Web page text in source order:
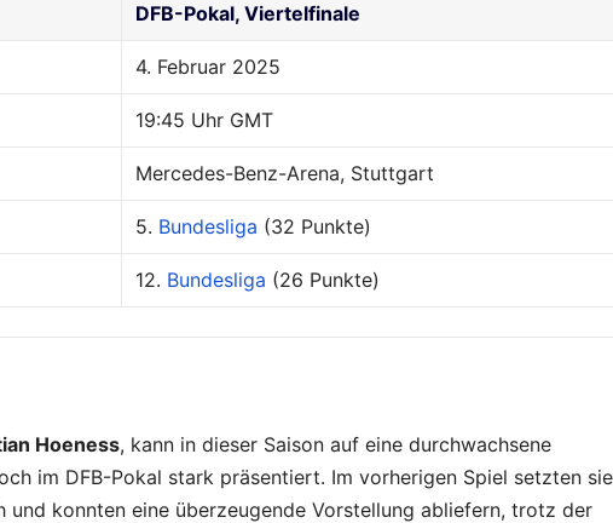
DFB-Pokal, Viertelfinale
4. Februar 2025
19:45 Uhr GMT
Mercedes-Benz-Arena, Stuttgart
5. Bundesliga (32 Punkte)
12. Bundesliga (26 Punkte)
Hoeness, kann in dieser Saison auf eine durchwachsene
im DFB-Pokal stark präsentiert. Im vorherigen Spiel setzten
und konnten eine überzeugende Vorstellung abliefern, trotz der